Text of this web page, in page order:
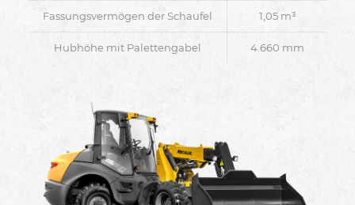
Fassungsvermögen der Schaufel 1,05 m³
Hubhöhe mit Palettengabel 4.660 mm